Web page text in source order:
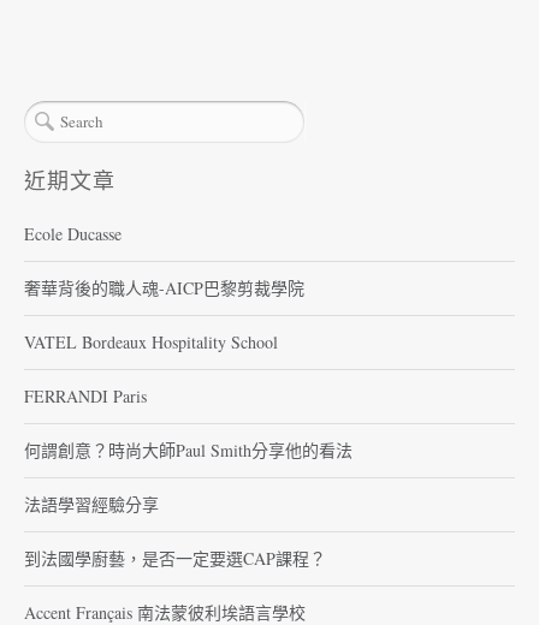
近期文章
Ecole Ducasse
奢華背後的職人魂-AICP巴黎剪裁學院
VATEL Bordeaux Hospitality School
FERRANDI Paris
何謂創意？時尚大師Paul Smith分享他的看法
法語學習經驗分享
到法國學廚藝，是否一定要選CAP課程？
Accent Français 南法蒙彼利埃語言學校